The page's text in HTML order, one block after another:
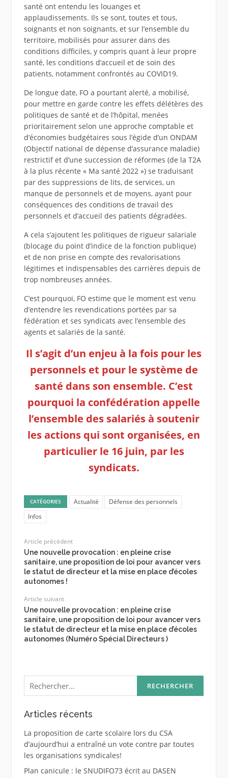
santé ont entendu les louanges et
applaudissements. Ils se sont, toutes et tous,
soignants et non soignants, et sur l’ensemble du
territoire, mobilisés pour assurer dans des
conditions difficiles, y compris quant à leur propre
santé, les conditions d’accueil et de soin des
patients, notamment confrontés au COVID19.
De longue date, FO a pourtant alerté, a mobilisé,
pour mettre en garde contre les effets délétères des
politiques de santé et de l’hôpital, menées
prioritairement selon une approche comptable et
d’économies budgétaires sous l’égide d’un ONDAM
(Objectif national de dépense d’assurance maladie)
restrictif et d’une succession de réformes (de la T2A
à la plus récente « Ma santé 2022 ») se traduisant
par des suppressions de lits, de services, un
manque de personnels et de moyens, ayant pour
conséquences des conditions de travail des
personnels et d’accueil des patients dégradées.
A cela s’ajoutent les politiques de rigueur salariale
(blocage du point d’indice de la fonction publique)
et de non prise en compte des revalorisations
légitimes et indispensables des carrières depuis de
trop nombreuses années.
C’est pourquoi, FO estime que le moment est venu
d’entendre les revendications portées par sa
fédération et ses syndicats avec l’ensemble des
agents et salariés de la santé.
Il s’agit d’un enjeu à la fois pour les
personnels et pour le système de
santé dans son ensemble. C’est
pourquoi la confédération appelle
l’ensemble des salariés à soutenir
les actions qui sont organisées, en
particulier le 16 juin, par les
syndicats.
CATÉGORIES Actualité
Défense des personnels
Infos
Article précédent
Une nouvelle provocation : en pleine crise
sanitaire, une proposition de loi pour avancer vers
le statut de directeur et la mise en place d’écoles
autonomes !
Article suivant
Une nouvelle provocation : en pleine crise
sanitaire, une proposition de loi pour avancer vers
le statut de directeur et la mise en place d’écoles
autonomes (Numéro Spécial Directeurs )
Rechercher :
Articles récents
La proposition de carte scolaire lors du CSA
d’aujourd’hui a entraîné un vote contre par toutes
les organisations syndicales!
Plan canicule : le SNUDIFO73 écrit au DASEN